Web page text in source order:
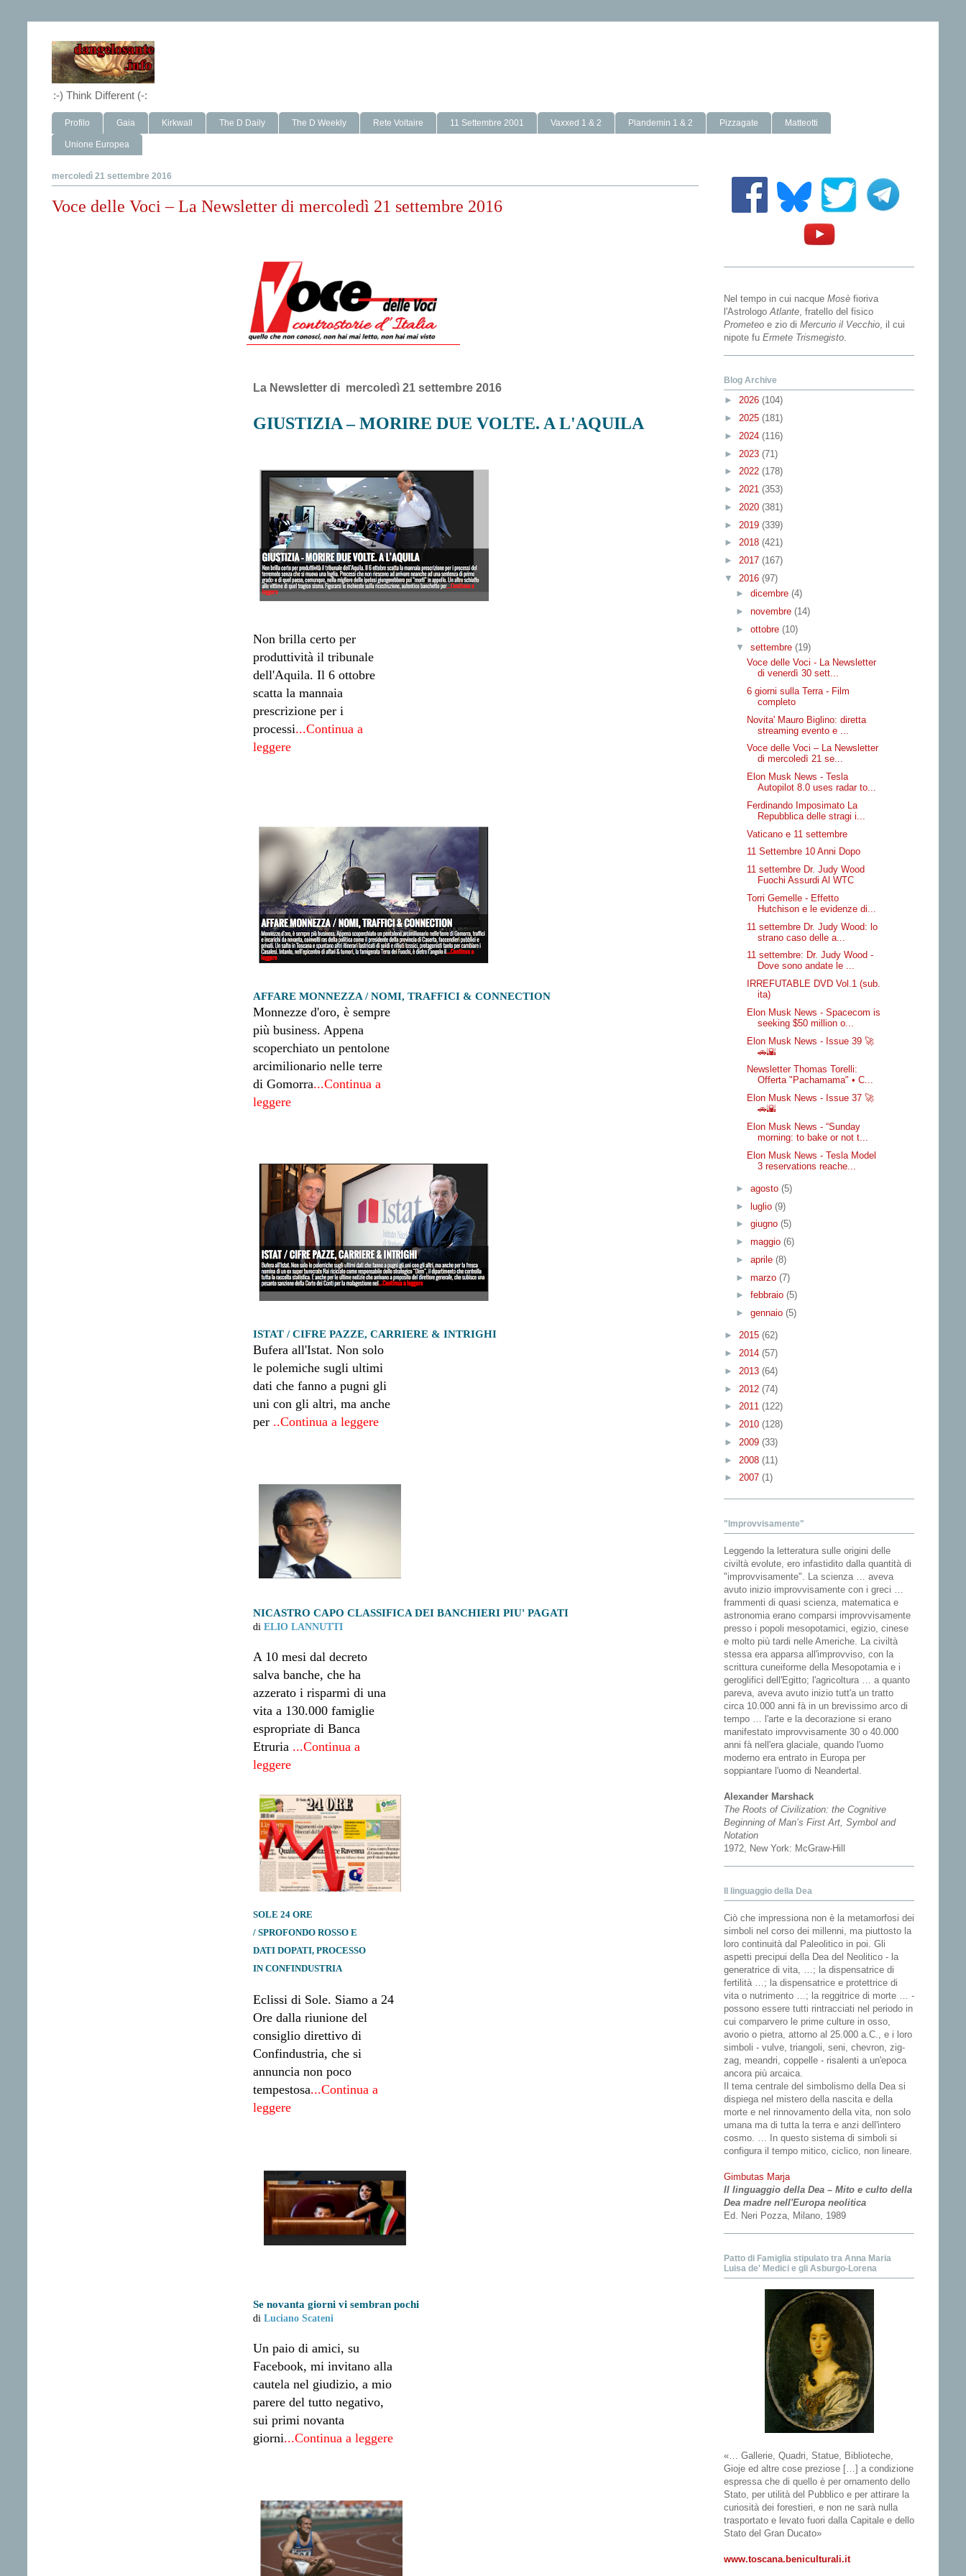
:-) Think Different (-:
Profilo Gaia Kirkwall The D Daily The D Weekly Rete Voltaire 11 Settembre 2001 Vaxxed 1 & 2 Plandemin 1 & 2 Pizzagate Matteotti
Unione Europea
mercoledì 21 settembre 2016
Voce delle Voci – La Newsletter di mercoledì 21 settembre 2016
La Newsletter di mercoledì 21 settembre 2016
GIUSTIZIA – MORIRE DUE VOLTE. A L'AQUILA
Non brilla certo per
produttività il tribunale
dell'Aquila. Il 6 ottobre
scatta la mannaia
prescrizione per i
processi...Continua a
leggere
AFFARE MONNEZZA / NOMI, TRAFFICI & CONNECTION
Monnezze d'oro, è sempre
più business. Appena
scoperchiato un pentolone
arcimilionario nelle terre
di Gomorra...Continua a
leggere
ISTAT / CIFRE PAZZE, CARRIERE & INTRIGHI
Bufera all'Istat. Non solo
le polemiche sugli ultimi
dati che fanno a pugni gli
uni con gli altri, ma anche
per ..Continua a leggere
NICASTRO CAPO CLASSIFICA DEI BANCHIERI PIU' PAGATI
di ELIO LANNUTTI
A 10 mesi dal decreto
salva banche, che ha
azzerato i risparmi di una
vita a 130.000 famiglie
espropriate di Banca
Etruria ...Continua a
leggere
SOLE 24 ORE
/ SPROFONDO ROSSO E
DATI DOPATI, PROCESSO
IN CONFINDUSTRIA
Eclissi di Sole. Siamo a 24
Ore dalla riunione del
consiglio direttivo di
Confindustria, che si
annuncia non poco
tempestosa...Continua a
leggere
Se novanta giorni vi sembran pochi
di Luciano Scateni
Un paio di amici, su
Facebook, mi invitano alla
cautela nel giudizio, a mio
parere del tutto negativo,
sui primi novanta
giorni...Continua a leggere
Nel tempo in cui nacque Mosè fioriva
l'Astrologo Atlante , fratello del fisico
Prometeo e zio di Mercurio il Vecchio , il cui
nipote fu Ermete Trismegisto
Blog Archive
► 2026 (104)
► 2025 (181)
► 2024 (116)
► 2023 (71)
► 2022 (178)
► 2021 (353)
► 2020 (381)
► 2019 (339)
► 2018 (421)
► 2017 (167)
▼ 2016 (97)
► dicembre (4)
► novembre (14)
► ottobre (10)
▼ settembre (19)
Voce delle Voci - La Newsletter
di venerdì 30 sett...
6 giorni sulla Terra - Film
completo
Novita' Mauro Biglino: diretta
streaming evento e ...
Voce delle Voci – La Newsletter
di mercoledì 21 se...
Elon Musk News - Tesla
Autopilot 8.0 uses radar to...
Ferdinando Imposimato La
Repubblica delle stragi i...
Vaticano e 11 settembre
11 Settembre 10 Anni Dopo
11 settembre Dr. Judy Wood
Fuochi Assurdi Al WTC
Torri Gemelle - Effetto
Hutchison e le evidenze di...
11 settembre Dr. Judy Wood: lo
strano caso delle a...
11 settembre: Dr. Judy Wood -
Dove sono andate le ...
IRREFUTABLE DVD Vol.1 (sub.
ita)
Elon Musk News - Spacecom is
seeking $50 million o...
Elon Musk News - Issue 39 🚀
🚗🌇
Newsletter Thomas Torelli:
Offerta "Pachamama" • C...
Elon Musk News - Issue 37 🚀
🚗🌇
Elon Musk News - “Sunday
morning: to bake or not t...
Elon Musk News - Tesla Model
3 reservations reache...
► agosto (5)
► luglio (9)
► giugno (5)
► maggio (6)
► aprile (8)
► marzo (7)
► febbraio (5)
► gennaio (5)
► 2015 (62)
► 2014 (57)
► 2013 (64)
► 2012 (74)
► 2011 (122)
► 2010 (128)
► 2009 (33)
► 2008 (11)
► 2007 (1)
"Improvvisamente"
Leggendo la letteratura sulle origini delle
civiltà evolute, ero infastidito dalla quantità di
"improvvisamente". La scienza … aveva
avuto inizio improvvisamente con i greci …
frammenti di quasi scienza, matematica e
astronomia erano comparsi improvvisamente
presso i popoli mesopotamici, egizio, cinese
e molto più tardi nelle Americhe. La civiltà
stessa era apparsa all'improvviso, con la
scrittura cuneiforme della Mesopotamia e i
geroglifici dell'Egitto; l'agricoltura … a quanto
pareva, aveva avuto inizio tutt'a un tratto
circa 10.000 anni fà in un brevissimo arco di
tempo … l'arte e la decorazione si erano
manifestato improvvisamente 30 o 40.000
anni fà nell'era glaciale, quando l'uomo
moderno era entrato in Europa per
soppiantare l'uomo di Neandertal.
Alexander Marshack
The Roots of Civilization: the Cognitive
Beginning of Man’s First Art, Symbol and
Notation
1972, New York: McGraw-Hill
Il linguaggio della Dea
Ciò che impressiona non è la metamorfosi dei
simboli nel corso dei millenni, ma piuttosto la
loro continuità dal Paleolitico in poi. Gli
aspetti precipui della Dea del Neolitico - la
generatrice di vita, …; la dispensatrice di
fertilità …; la dispensatrice e protettrice di
vita o nutrimento …; la reggitrice di morte … -
possono essere tutti rintracciati nel periodo in
cui comparvero le prime culture in osso,
avorio o pietra, attorno al 25.000 a.C., e i loro
simboli - vulve, triangoli, seni, chevron, zig-
zag, meandri, coppelle - risalenti a un'epoca
ancora più arcaica.
Il tema centrale del simbolismo della Dea si
dispiega nel mistero della nascita e della
morte e nel rinnovamento della vita, non solo
umana ma di tutta la terra e anzi dell'intero
cosmo. … In questo sistema di simboli si
configura il tempo mitico, ciclico, non lineare.
Gimbutas Marja
Il linguaggio della Dea – Mito e culto della
Dea madre nell'Europa neolitica
Ed. Neri Pozza, Milano, 1989
Patto di Famiglia stipulato tra Anna Maria
Luisa de' Medici e gli Asburgo-Lorena
«… Gallerie, Quadri, Statue, Biblioteche,
Gioje ed altre cose preziose […] a condizione
espressa che di quello è per ornamento dello
Stato, per utilità del Pubblico e per attirare la
curiosità dei forestieri, e non ne sarà nulla
trasportato e levato fuori dalla Capitale e dello
Stato del Gran Ducato»
www.toscana.beniculturali.it